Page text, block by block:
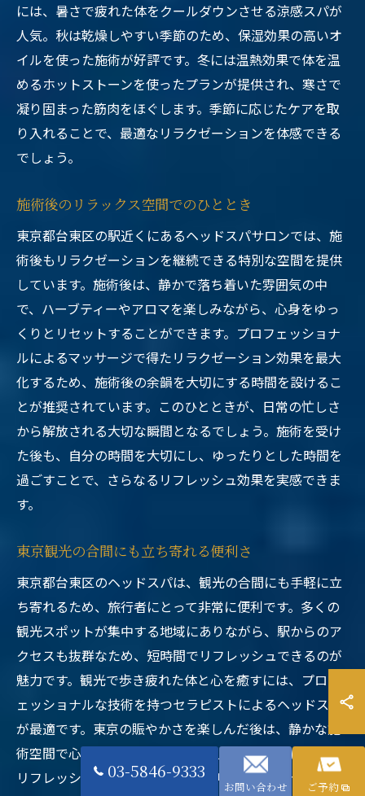
には、暑さで疲れた体をクールダウンさせる涼感スパが
人気。秋は乾燥しやすい季節のため、保湿効果の高いオ
イルを使った施術が好評です。冬には温熱効果で体を温
めるホットストーンを使ったプランが提供され、寒さで
凝り固まった筋肉をほぐします。季節に応じたケアを取
り入れることで、最適なリラクゼーションを体感できる
でしょう。
施術後のリラックス空間でのひととき
東京都台東区の駅近くにあるヘッドスパサロンでは、施
術後もリラクゼーションを継続できる特別な空間を提供
しています。施術後は、静かで落ち着いた雰囲気の中
で、ハーブティーやアロマを楽しみながら、心身をゆっ
くりとリセットすることができます。プロフェッショナ
ルによるマッサージで得たリラクゼーション効果を最大
化するため、施術後の余韻を大切にする時間を設けるこ
とが推奨されています。このひとときが、日常の忙しさ
から解放される大切な瞬間となるでしょう。施術を受け
た後も、自分の時間を大切にし、ゆったりとした時間を
過ごすことで、さらなるリフレッシュ効果を実感できま
す。
東京観光の合間にも立ち寄れる便利さ
東京都台東区のヘッドスパは、観光の合間にも手軽に立
ち寄れるため、旅行者にとって非常に便利です。多くの
観光スポットが集中する地域にありながら、駅からのア
クセスも抜群なため、短時間でリフレッシュできるのが
魅力です。観光で歩き疲れた体と心を癒すには、プロフ
ェッショナルな技術を持つセラピストによるヘッドスパ
が最適です。東京の賑やかさを楽しんだ後は、静かな施
術空間で心地よいひとときを過ごし、次の観光に備えて
リフレッシュしましょう。その便利さとリラクゼーショ
03-5846-9333
お問い合わせ ご予約